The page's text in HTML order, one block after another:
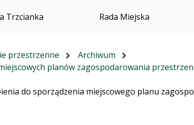
Trzcianka Rada Miejska
przestrzenne
Archiwum
planów zagospodarowania
do sporządzenia miejscowego planu